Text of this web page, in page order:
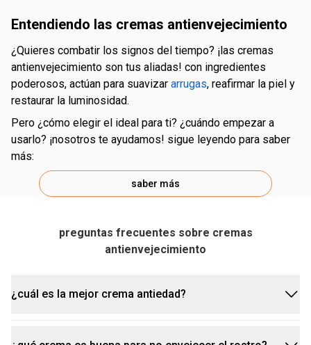
Entendiendo las cremas antienvejecimiento
¿quieres combatir los signos del tiempo? ¡las cremas
antienvejecimiento son tus aliadas! con ingredientes
poderosos, actúan para suavizar arrugas, reafirmar la piel y
restaurar la luminosidad.
pero ¿cómo elegir el ideal para ti? ¿cuándo empezar a
usarlo? ¡nosotros te ayudamos! sigue leyendo para saber
más:
saber más
preguntas frecuentes sobre cremas
antienvejecimiento
¿cuál es la mejor crema antiedad?